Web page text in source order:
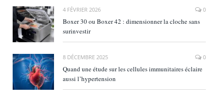
4 FÉVRIER 2026 0
Boxer 30 ou Boxer 42 : dimensionner la cloche sans
surinvestir
8 DÉCEMBRE 2025 0
Quand une étude sur les cellules immunitaires éclaire
aussi l’hypertension